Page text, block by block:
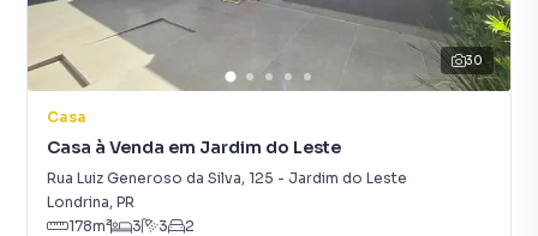
30
Casa
Casa à Venda em Jardim do Leste
Rua Luiz Generoso da Silva, 125 - Jardim do Leste
Londrina, PR
178m² 3 3 2